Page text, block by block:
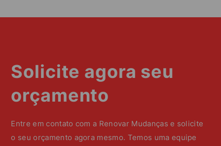
Solicite agora seu
orçamento
Entre em contato com a Renovar Mudanças e solicite
o seu orçamento agora mesmo. Temos uma equipe